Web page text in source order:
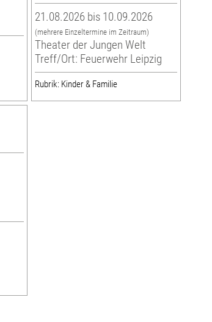
21.08.2026 bis 10.09.2026
(mehrere Einzeltermine im Zeitraum)
Theater der Jungen Welt
Treff/Ort: Feuerwehr Leipzig
Rubrik: Kinder & Familie